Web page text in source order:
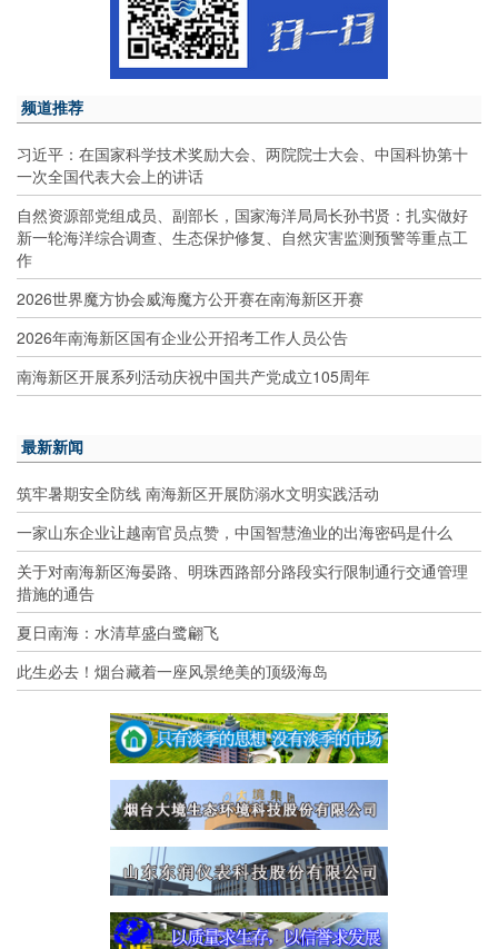
频道推荐
习近平：在国家科学技术奖励大会、两院院士大会、中国科协第十
一次全国代表大会上的讲话
自然资源部党组成员、副部长，国家海洋局局长孙书贤：扎实做好
新一轮海洋综合调查、生态保护修复、自然灾害监测预警等重点工
作
2026世界魔方协会威海魔方公开赛在南海新区开赛
2026年南海新区国有企业公开招考工作人员公告
南海新区开展系列活动庆祝中国共产党成立105周年
最新新闻
筑牢暑期安全防线 南海新区开展防溺水文明实践活动
一家山东企业让越南官员点赞，中国智慧渔业的出海密码是什么
关于对南海新区海晏路、明珠西路部分路段实行限制通行交通管理
措施的通告
夏日南海：水清草盛白鹭翩飞
此生必去！烟台藏着一座风景绝美的顶级海岛